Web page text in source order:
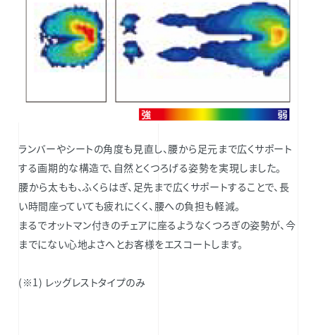
ランバーやシートの角度も見直し、腰から足元まで広くサポート
する画期的な構造で、自然とくつろげる姿勢を実現しました。
腰から太もも、ふくらはぎ、足先まで広くサポートすることで、長
い時間座っていても疲れにくく、腰への負担も軽減。
まるでオットマン付きのチェアに座るようなくつろぎの姿勢が、今
までにない心地よさへとお客様をエスコートします。
(※1) レッグレストタイプのみ